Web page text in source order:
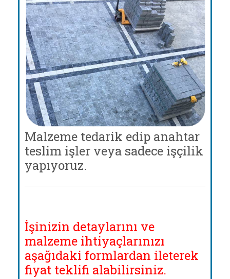
Malzeme tedarik edip anahtar
teslim işler veya sadece işçilik
yapıyoruz.
İşinizin detaylarını ve
malzeme ihtiyaçlarınızı
aşağıdaki formlardan ileterek
fiyat teklifi alabilirsiniz.